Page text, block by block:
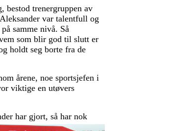
bestod trenergruppen av
var talentfull og
samme nivå. Så
som blir god til slutt er
holdt seg borte fra de
årene, noe sportsjefen i
viktige en utøvers
har gjort, så har nok